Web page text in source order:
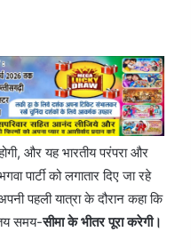
और यह भारतीय परंपरा और
पार्टी को लगातार दिए जा रहे
पहली यात्रा के दौरान कहा कि
तय समय-सीमा के भीतर पूरा करेगी।